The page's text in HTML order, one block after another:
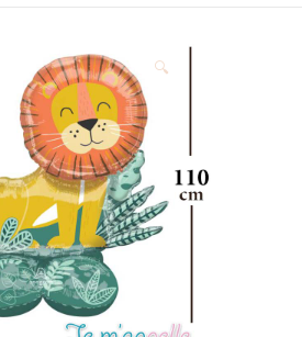
🔍